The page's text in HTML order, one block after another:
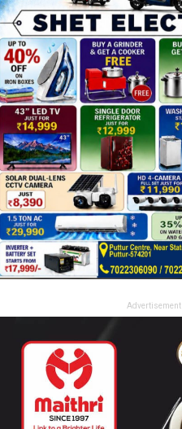
Advertisement